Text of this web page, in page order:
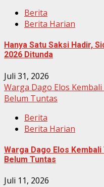
Berita
Berita Harian
Hanya Satu Saksi Hadir,
2026 Ditunda
Juli 31, 2026
Warga Dago Elos
Belum Tuntas
Berita
Berita Harian
Warga Dago Elos
Belum Tuntas
Juli 11, 2026